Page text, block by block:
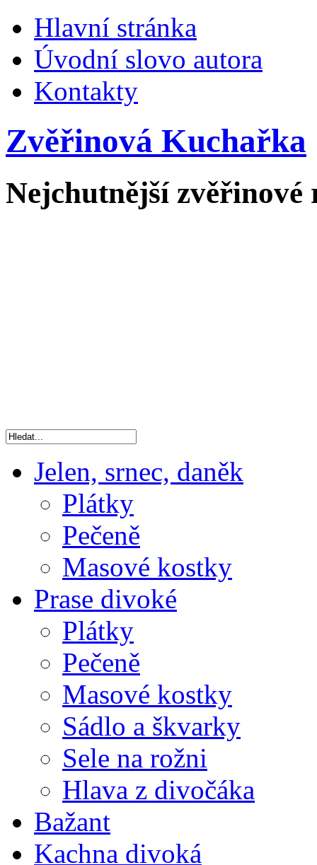
Hlavní stránka
Úvodní slovo autora
Kontakty
Zvěřinová Kuchařka
Nejchutnější zvěřinové
Jelen, srnec, daněk
Plátky
Pečeně
Masové kostky
Prase divoké
Plátky
Pečeně
Masové kostky
Sádlo a škvarky
Sele na rožni
Hlava z divočáka
Bažant
Kachna divoká